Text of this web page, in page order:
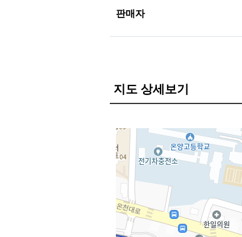
판매자
지도 상세보기